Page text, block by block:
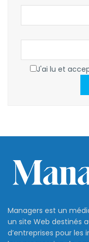
J'ai lu et
Managers est un
un site Web destinés
d’entreprises pour